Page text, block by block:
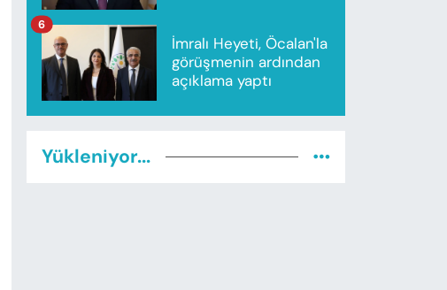
İmralı Heyeti, Öcalan'la
görüşmenin ardından
açıklama yaptı
6
Yükleniyor...